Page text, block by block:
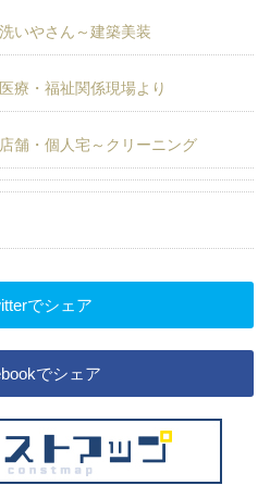
いやさん～建築美装
療・福祉関係現場より
舗・個人宅～クリーニング
でシェア
でシェア